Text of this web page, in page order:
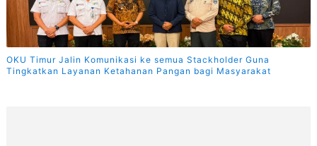
OKU Timur Jalin Komunikasi ke semua Stackholder Guna
Tingkatkan Layanan Ketahanan Pangan bagi Masyarakat